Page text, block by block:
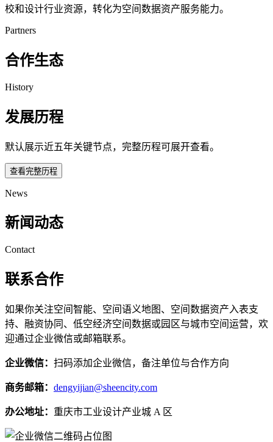
校和设计行业资源，转化为空间数据资产服务能力。
Partners
合作生态
History
发展历程
默认展示近五年关键节点，完整历程可展开查看。
查看完整历程
News
新闻动态
Contact
联系合作
如果你关注空间智能、空间语义地图、空间数据资产入表支
持、融资协同、低空经济空间数据或园区与城市空间运营，欢
迎通过企业微信或邮箱联系。
企业微信： 扫码添加企业微信，备注单位与合作方向
商务邮箱： dengyijian@sheencity.com
办公地址： 重庆市工业设计产业城 A 区